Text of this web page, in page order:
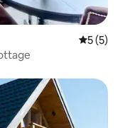
5 de
5 (5)